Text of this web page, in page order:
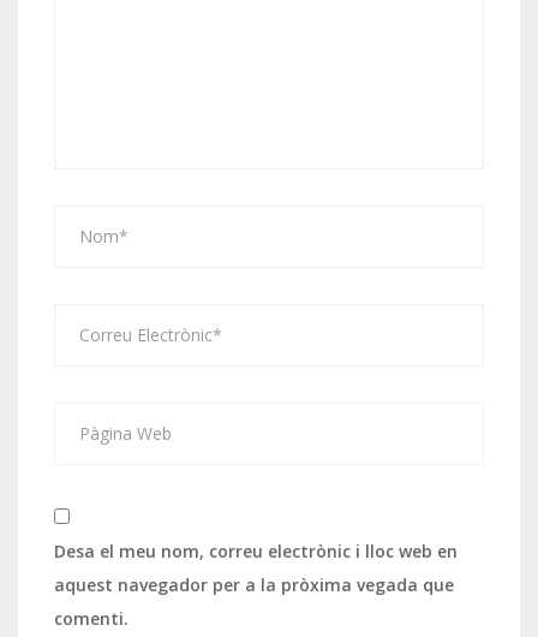
Desa el meu nom, correu electrònic i lloc web en
aquest navegador per a la pròxima vegada que
comenti.